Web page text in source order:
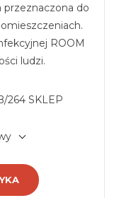
przeznaczona do
ROOM
ludzi.
264 SKLEP